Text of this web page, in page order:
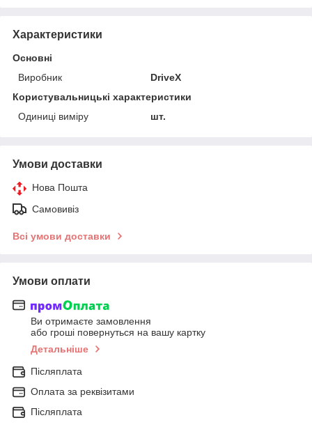
Характеристики
Основні
Виробник
DriveX
Користувальницькі характеристики
Одиниці виміру
шт.
Умови доставки
Нова Пошта
Самовивіз
Всі умови доставки
Умови оплати
Ви отримаєте замовлення
або гроші повернуться на вашу картку
Детальніше
Післяплата
Оплата за реквізитами
Післяплата